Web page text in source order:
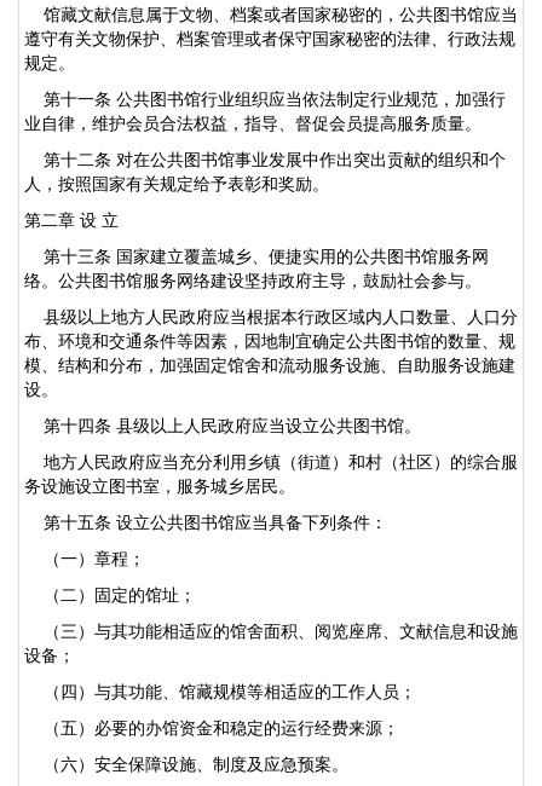
馆藏文献信息属于文物、档案或者国家秘密的，公共图书馆应当
遵守有关文物保护、档案管理或者保守国家秘密的法律、行政法规
规定。
第十一条 公共图书馆行业组织应当依法制定行业规范，加强行
业自律，维护会员合法权益，指导、督促会员提高服务质量。
第十二条 对在公共图书馆事业发展中作出突出贡献的组织和个
人，按照国家有关规定给予表彰和奖励。
第二章 设 立
第十三条 国家建立覆盖城乡、便捷实用的公共图书馆服务网
络。公共图书馆服务网络建设坚持政府主导，鼓励社会参与。
县级以上地方人民政府应当根据本行政区域内人口数量、人口分
布、环境和交通条件等因素，因地制宜确定公共图书馆的数量、规
模、结构和分布，加强固定馆舍和流动服务设施、自助服务设施建
设。
第十四条 县级以上人民政府应当设立公共图书馆。
地方人民政府应当充分利用乡镇（街道）和村（社区）的综合服
务设施设立图书室，服务城乡居民。
第十五条 设立公共图书馆应当具备下列条件：
（一）章程；
（二）固定的馆址；
（三）与其功能相适应的馆舍面积、阅览座席、文献信息和设施
设备；
（四）与其功能、馆藏规模等相适应的工作人员；
（五）必要的办馆资金和稳定的运行经费来源；
（六）安全保障设施、制度及应急预案。